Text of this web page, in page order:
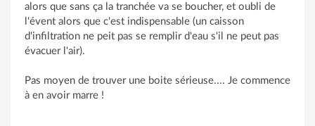
alors que sans ça la tranchée va se boucher, et oubli de
l'évent alors que c'est indispensable (un caisson
d'infiltration ne peit pas se remplir d'eau s'il ne peut pas
évacuer l'air).
Pas moyen de trouver une boite sérieuse.... Je commence
à en avoir marre !